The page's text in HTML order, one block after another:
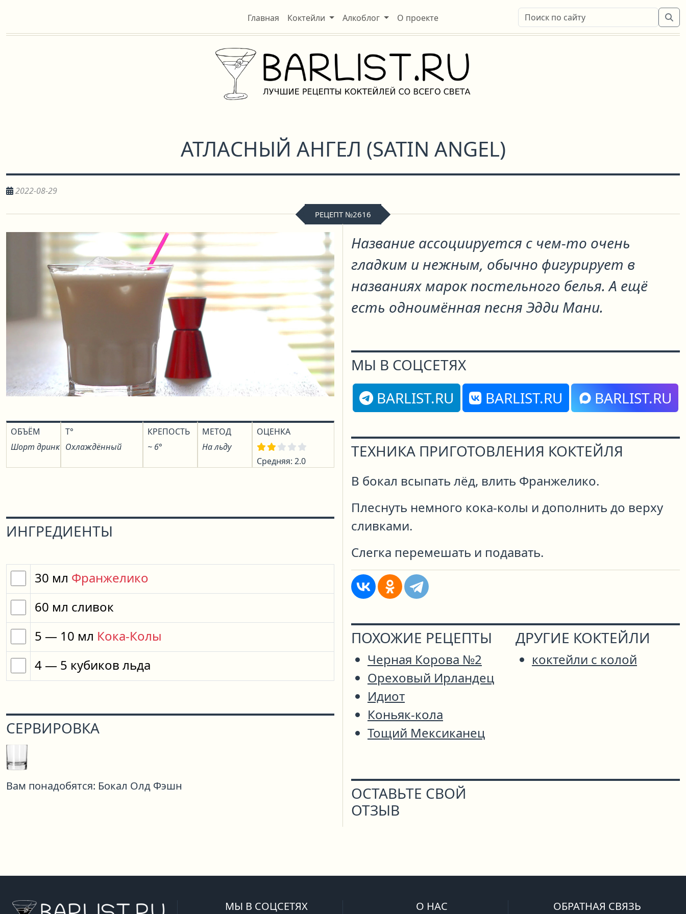
Главная Коктейли Алкоблог О проекте
АТЛАСНЫЙ АНГЕЛ (SATIN ANGEL)
2022-08-29
РЕЦЕПТ №2616
ОБЪЁМ
Шорт дринк
T°
Охлаждённый
КРЕПОСТЬ
~ 6°
МЕТОД
На льду
ОЦЕНКА
Средняя: 2.0
ИНГРЕДИЕНТЫ
30 мл Франжелико
60 мл сливок
5 — 10 мл Кока-Колы
4 — 5 кубиков льда
СЕРВИРОВКА
Вам понадобятся: Бокал Олд Фэшн
Название ассоциируется с чем-то очень
гладким и нежным, обычно фигурирует в
названиях марок постельного белья. А ещё
есть одноимённая песня Эдди Мани.
МЫ В СОЦСЕТЯХ
BARLIST.RU
BARLIST.RU BARLIST.RU
ТЕХНИКА ПРИГОТОВЛЕНИЯ КОКТЕЙЛЯ
В бокал всыпать лёд, влить Франжелико.
Плеснуть немного кока-колы и дополнить до верху
сливками.
Слегка перемешать и подавать.
ПОХОЖИЕ РЕЦЕПТЫ
Черная Корова №2
Ореховый Ирландец
Идиот
Коньяк-кола
Тощий Мексиканец
ДРУГИЕ КОКТЕЙЛИ
коктейли с колой
ОСТАВЬТЕ СВОЙ
ОТЗЫВ
МЫ В СОЦСЕТЯХ О НАС ОБРАТНАЯ СВЯЗЬ